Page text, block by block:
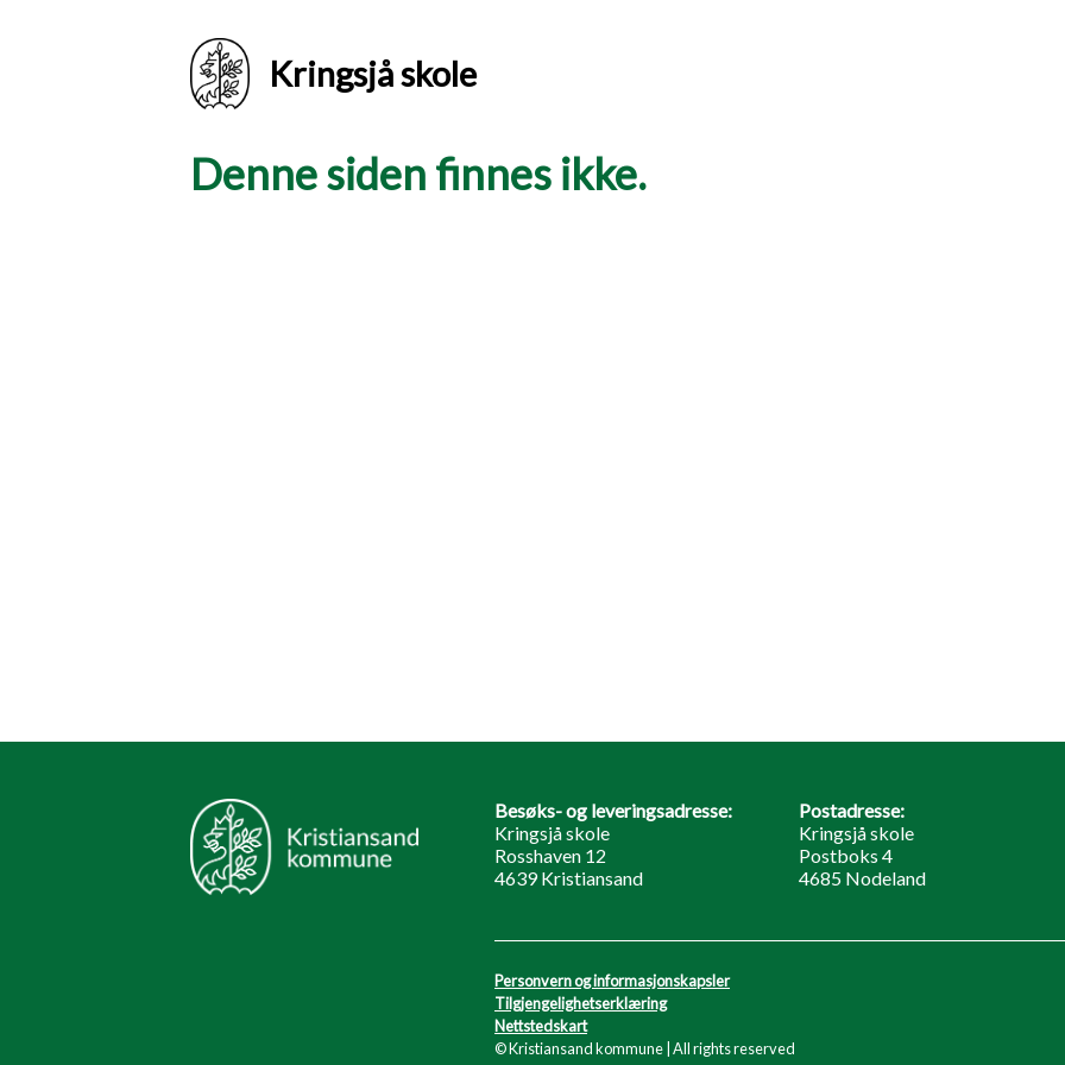
Kringsjå skole
Denne siden finnes ikke.
Besøks- og leveringsadresse:
Kringsjå skole
Rosshaven 12
4639 Kristiansand
Postadresse:
Kringsjå skole
Postboks 4
4685 Nodeland
Personvern og informasjonskapsler
Tilgjengelighetserklæring
Nettstedskart
© Kristiansand kommune | All rights reserved